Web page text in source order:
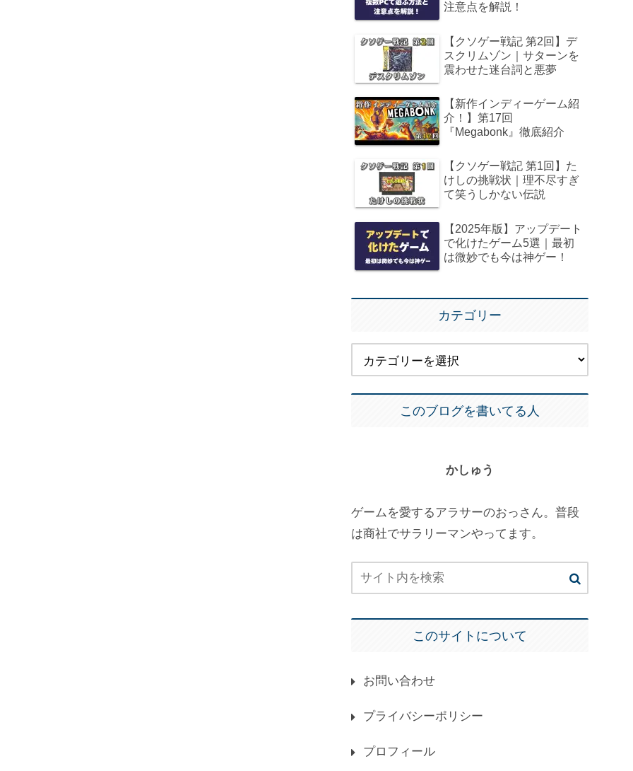
注意点を解説！
【クソゲー戦記 第2回】デ
スクリムゾン｜サターンを
震わせた迷台詞と悪夢
【新作インディーゲーム紹
介！】第17回
『Megabonk』徹底紹介
【クソゲー戦記 第1回】た
けしの挑戦状｜理不尽すぎ
て笑うしかない伝説
【2025年版】アップデート
で化けたゲーム5選｜最初
は微妙でも今は神ゲー！
カテゴリー
このブログを書いてる人
かしゅう
ゲームを愛するアラサーのおっさん。普段
は商社でサラリーマンやってます。
このサイトについて
お問い合わせ
プライバシーポリシー
プロフィール